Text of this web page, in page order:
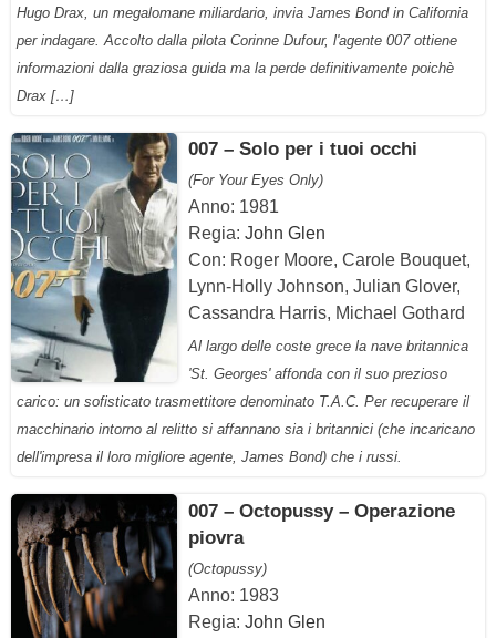
Hugo Drax, un megalomane miliardario, invia James Bond in California
per indagare. Accolto dalla pilota Corinne Dufour, l'agente 007 ottiene
informazioni dalla graziosa guida ma la perde definitivamente poichè
Drax […]
007 – Solo per i tuoi occhi
(For Your Eyes Only)
Anno: 1981
Regia: John Glen
Con: Roger Moore, Carole Bouquet,
Lynn-Holly Johnson, Julian Glover,
Cassandra Harris, Michael Gothard
Al largo delle coste grece la nave britannica
'St. Georges' affonda con il suo prezioso
carico: un sofisticato trasmettitore denominato T.A.C. Per recuperare il
macchinario intorno al relitto si affannano sia i britannici (che incaricano
dell'impresa il loro migliore agente, James Bond) che i russi.
007 – Octopussy – Operazione
piovra
(Octopussy)
Anno: 1983
Regia: John Glen